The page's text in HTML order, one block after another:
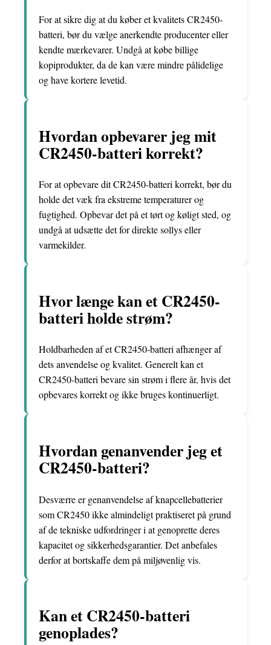
For at sikre dig at du køber et kvalitets CR2450-
batteri, bør du vælge anerkendte producenter eller
kendte mærkevarer. Undgå at købe billige
kopiprodukter, da de kan være mindre pålidelige
og have kortere levetid.
Hvordan opbevarer jeg mit
CR2450-batteri korrekt?
For at opbevare dit CR2450-batteri korrekt, bør du
holde det væk fra ekstreme temperaturer og
fugtighed. Opbevar det på et tørt og køligt sted, og
undgå at udsætte det for direkte sollys eller
varmekilder.
Hvor længe kan et CR2450-
batteri holde strøm?
Holdbarheden af et CR2450-batteri afhænger af
dets anvendelse og kvalitet. Generelt kan et
CR2450-batteri bevare sin strøm i flere år, hvis det
opbevares korrekt og ikke bruges kontinuerligt.
Hvordan genanvender jeg et
CR2450-batteri?
Desværre er genanvendelse af knapcellebatterier
som CR2450 ikke almindeligt praktiseret på grund
af de tekniske udfordringer i at genoprette deres
kapacitet og sikkerhedsgarantier. Det anbefales
derfor at bortskaffe dem på miljøvenlig vis.
Kan et CR2450-batteri
genoplades?